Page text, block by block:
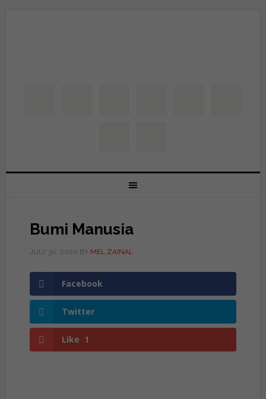
Bumi Manusia
JULY 30, 2020 BY MEL ZAINAL
Facebook
Twitter
Like 1